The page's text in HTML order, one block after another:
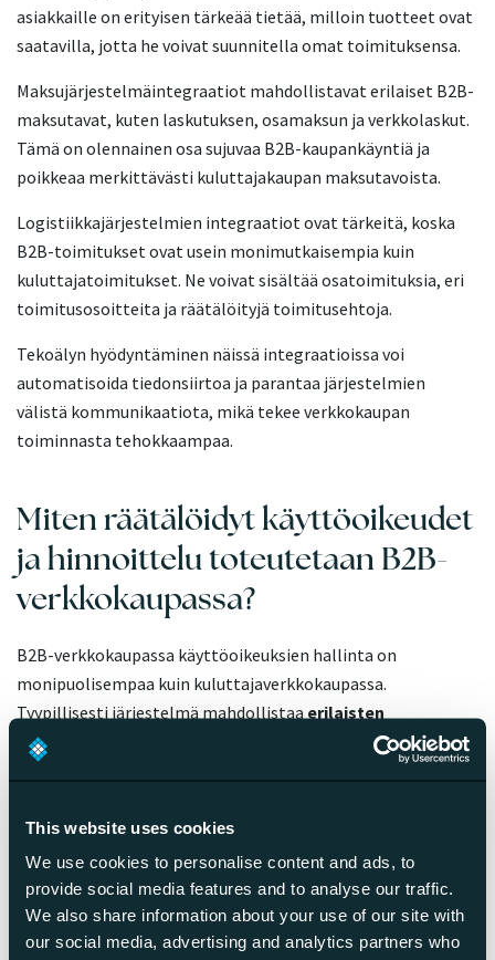
This website uses cookies
We use cookies to personalise content and ads, to
provide social media features and to analyse our traffic.
We also share information about your use of our site with
our social media, advertising and analytics partners who
asiakkaille on erityisen tärkeää tietää, milloin tuotteet ovat
saatavilla, jotta he voivat suunnitella omat toimituksensa.
Maksujärjestelmäintegraatiot mahdollistavat erilaiset B2B-
maksutavat, kuten laskutuksen, osamaksun ja verkkolaskut.
Tämä on olennainen osa sujuvaa B2B-kaupankäyntiä ja
poikkeaa merkittävästi kuluttajakaupan maksutavoista.
Logistiikkajärjestelmien integraatiot ovat tärkeitä, koska
B2B-toimitukset ovat usein monimutkaisempia kuin
kuluttajatoimitukset. Ne voivat sisältää osatoimituksia, eri
toimitusosoitteita ja räätälöityjä toimitusehtoja.
Tekoälyn hyödyntäminen näissä integraatioissa voi
automatisoida tiedonsiirtoa ja parantaa järjestelmien
välistä kommunikaatiota, mikä tekee verkkokaupan
toiminnasta tehokkaampaa.
Miten räätälöidyt käyttöoikeudet
ja hinnoittelu toteutetaan B2B-
verkkokaupassa?
B2B-verkkokaupassa käyttöoikeuksien hallinta on
monipuolisempaa kuin kuluttajaverkkokaupassa.
Tyypillisesti järjestelmä mahdollistaaerilaisten
käyttäjäroolien määrittämisen
saman yritysasiakkaan
sisällä. Näitä rooleja voivat olla esimerkiksi tilaaja, hyväksyjä
tuotteiden lisäämisen ostoskoriin, mutta eivät välttämättä
tilauksen lähettämistä. Hyväksyjät taas voivat tarkastella ja
hyväksyä tai hylätä muiden tekemiä tilauksia. Pääkäyttäjät